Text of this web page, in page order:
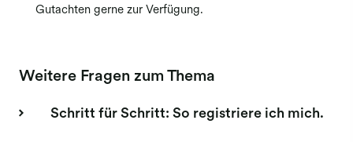
Gutachten gerne zur Verfügung.
Weitere Fragen zum Thema
Schritt für Schritt: So registriere ich mich.